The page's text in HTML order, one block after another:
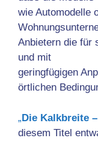
wie Automodelle
Anbietern die für
und mit
geringfügigen
örtlichen
„Die Kalkbreite
diesem Titel